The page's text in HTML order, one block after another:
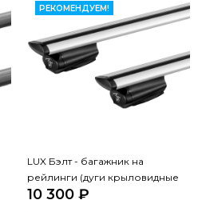
РЕКОМЕНДУЕМ!
LUX Бэлт - багажник на
рейлинги (дуги крыловидные
серые, 1,2м)
10 300 ₽